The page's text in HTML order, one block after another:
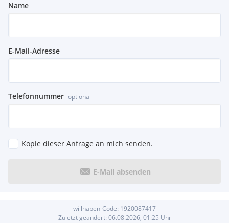
Name
E-Mail-Adresse
Telefonnummer optional
Kopie dieser Anfrage an mich senden.
E-Mail absenden
willhaben-Code: 1920087417
Zuletzt geändert: 06.08.2026, 01:25 Uhr